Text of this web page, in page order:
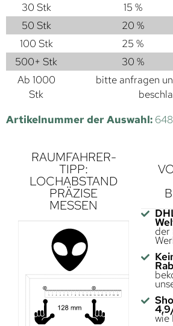
30 Stk
15 %
50 Stk
20 %
100 Stk
25 %
500+ Stk
30 %
Ab 1000
Stk
bitte anfragen
Artikelnummer der Auswahl:
RAUMFAHRER-
TIPP:
LOCHABSTAND
PRÄZISE
MESSEN
der
wie